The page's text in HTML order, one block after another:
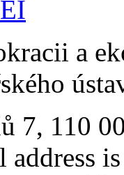
a
7, 110
address